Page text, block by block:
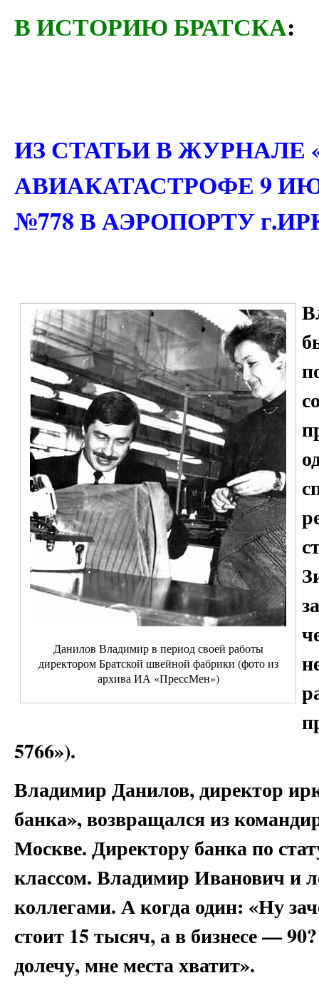
В ИСТОРИЮ БРАТСКА:
ИЗ СТАТЬИ В ЖУРНАЛЕ
АВИАКАТАСТРОФЕ 9
№778 В АЭРОПОРТУ
Данилов Владимир в период своей работы
директором Братской швейной фабрики (фото из
архива ИА «ПрессМен»)
5766»).
Владимир Данилов, директор
банка», возвращался из
Москве. Директору банка по
классом. Владимир Иванович и
коллегами. А когда один: «Ну
стоит 15 тысяч, а в бизнесе —
долечу, мне места хватит».